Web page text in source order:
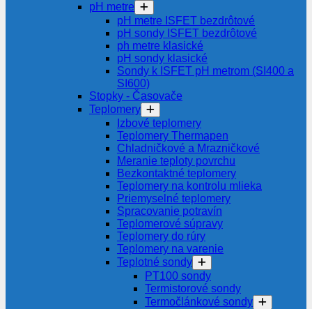
pH metre
pH metre ISFET bezdrôtové
pH sondy ISFET bezdrôtové
ph metre klasické
pH sondy klasické
Sondy k ISFET pH metrom (SI400 a
SI600)
Stopky - Časovače
Teplomery
Izbové teplomery
Teplomery Thermapen
Chladničkové a Mrazničkové
Meranie teploty povrchu
Bezkontaktné teplomery
Teplomery na kontrolu mlieka
Priemyselné teplomery
Spracovanie potravín
Teplomerové súpravy
Teplomery do rúry
Teplomery na varenie
Teplotné sondy
PT100 sondy
Termistorové sondy
Termočlánkové sondy